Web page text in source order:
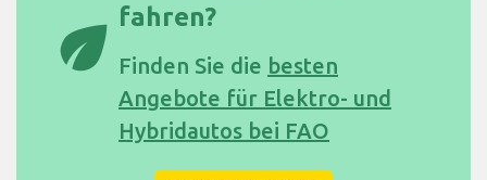
eco fahren?
Finden Sie die besten
Angebote für Elektro- und
Hybridautos bei FAO